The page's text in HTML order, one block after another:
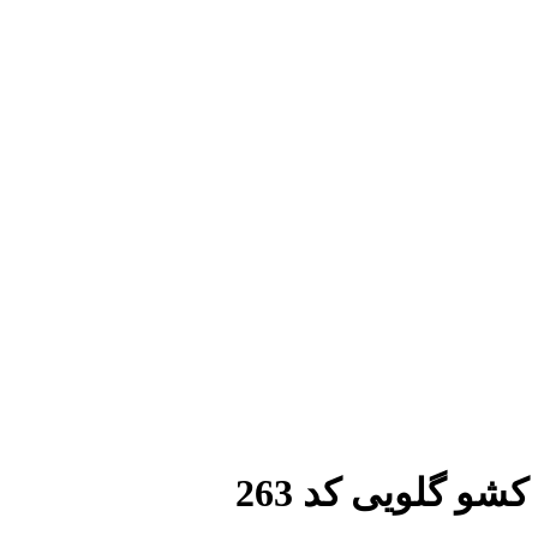
کشو گلویی کد 263